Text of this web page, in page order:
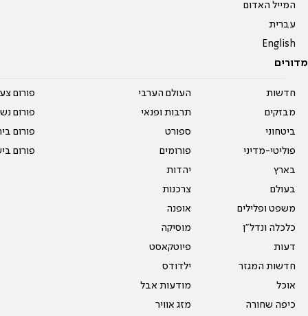
המייל האדום
עברית
English
מדורים
חדשות
מבזקים
ביטחוני
פוליטי-מדיני
בארץ
בעולם
משפט ופלילים
כלכלה ונדל"ן
דעות
חדשות המגזר
אוכל
כיפה שחורה
העולם הערבי
תרבות ופנאי
ספורט
פורומים
יהדות
צרכנות
אופנה
מוסיקה
פיוטקאסט
ילדודס
מודעות אבל
מזג אוויר
פורום
פורום
פורום
פורום